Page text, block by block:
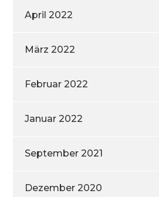
April 2022
März 2022
Februar 2022
Januar 2022
September 2021
Dezember 2020